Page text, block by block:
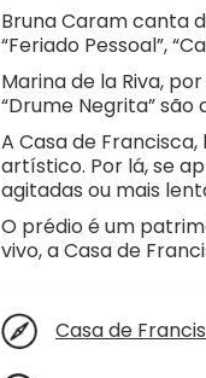
Bruna Caram canta
“Feriado Pessoal”,
Marina de la Riva,
“Drume Negrita” são
A Casa de
artístico. Por lá, se
agitadas ou mais
O prédio é um
vivo, a Casa de
Casa de